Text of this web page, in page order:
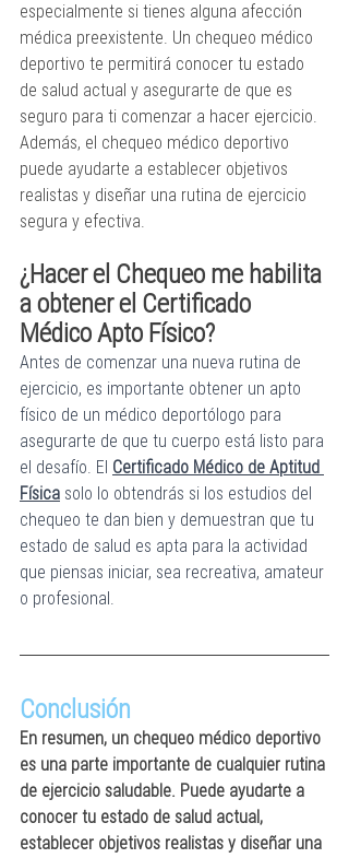
especialmente si tienes alguna afección
médica preexistente. Un chequeo médico
deportivo te permitirá conocer tu estado
de salud actual y asegurarte de que es
seguro para ti comenzar a hacer ejercicio.
Además, el chequeo médico deportivo
puede ayudarte a establecer objetivos
realistas y diseñar una rutina de ejercicio
segura y efectiva.
¿Hacer el Chequeo me habilita
a obtener el Certificado
Médico Apto Físico?
Antes de comenzar una nueva rutina de
ejercicio, es importante obtener un apto
físico de un médico deportólogo para
asegurarte de que tu cuerpo está listo para
el desafío. El Certificado Médico de Aptitud
Física solo lo obtendrás si los estudios del
chequeo te dan bien y demuestran que tu
estado de salud es apta para la actividad
que piensas iniciar, sea recreativa, amateur
o profesional.
Conclusión
En resumen, un chequeo médico deportivo
es una parte importante de cualquier rutina
de ejercicio saludable. Puede ayudarte a
conocer tu estado de salud actual,
establecer objetivos realistas y diseñar una